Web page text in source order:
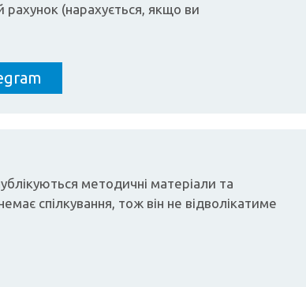
(нарахується, якщо ви
методичні матеріали та
спілкування, тож він не відволікатиме